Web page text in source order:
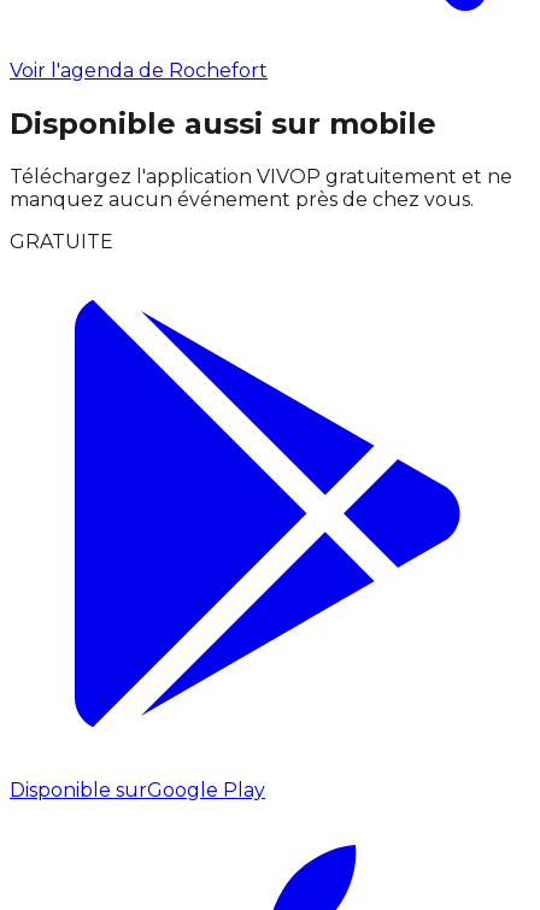
Voir l'agenda de Rochefort
Disponible aussi sur mobile
Téléchargez l'application VIVOP gratuitement et ne
manquez aucun événement près de chez vous.
GRATUITE
Disponible surGoogle Play